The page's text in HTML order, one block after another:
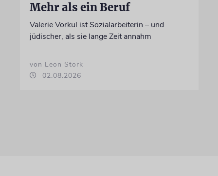
Mehr als ein Beruf
Valerie Vorkul ist Sozialarbeiterin – und
jüdischer, als sie lange Zeit annahm
von Leon Stork
02.08.2026